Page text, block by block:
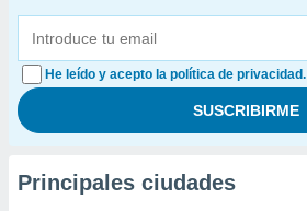
He leído y acepto la política de privacidad.
Principales ciudades